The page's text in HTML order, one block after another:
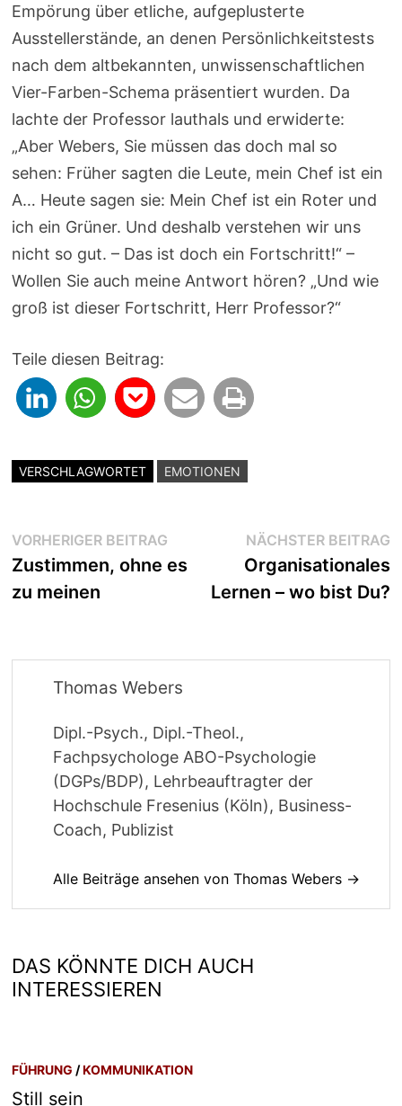
Empörung über etliche, aufgeplusterte
Ausstellerstände, an denen Persönlichkeitstests
nach dem altbekannten, unwissenschaftlichen
Vier-Farben-Schema präsentiert wurden. Da
lachte der Professor lauthals und erwiderte:
„Aber Webers, Sie müssen das doch mal so
sehen: Früher sagten die Leute, mein Chef ist ein
A… Heute sagen sie: Mein Chef ist ein Roter und
ich ein Grüner. Und deshalb verstehen wir uns
nicht so gut. – Das ist doch ein Fortschritt!“ –
Wollen Sie auch meine Antwort hören? „Und wie
groß ist dieser Fortschritt, Herr Professor?“
Teile diesen Beitrag:
VERSCHLAGWORTET EMOTIONEN
Beitragsnavigation
VORHERIGER BEITRAG Vorheriger
Beitrag:
Zustimmen, ohne es
zu meinen
NÄCHSTER BEITRAG
Organisationales
Lernen – wo bist Du?
Thomas Webers
Dipl.-Psych., Dipl.-Theol.,
Fachpsychologe ABO-Psychologie
(DGPs/BDP), Lehrbeauftragter der
Hochschule Fresenius (Köln), Business-
Coach, Publizist
Alle Beiträge ansehen von Thomas Webers →
DAS KÖNNTE DICH AUCH
INTERESSIEREN
FÜHRUNG /KOMMUNIKATION
Still sein